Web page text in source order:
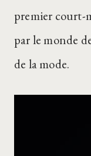
premier court-
par le monde
de la mode.